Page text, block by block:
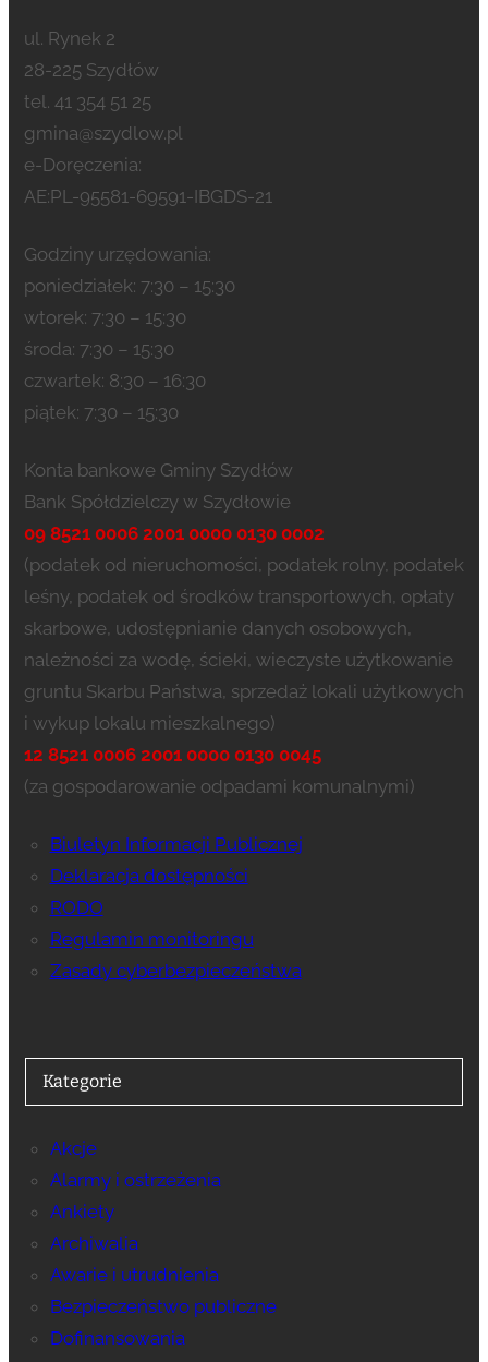
ul. Rynek 2
28-225 Szydłów
tel. 41 354 51 25
gmina@szydlow.pl
e-Doręczenia:
AE:PL-95581-69591-IBGDS-21
Godziny urzędowania:
poniedziałek: 7:30 – 15:30
wtorek: 7:30 – 15:30
środa: 7:30 – 15:30
czwartek: 8:30 – 16:30
piątek: 7:30 – 15:30
Konta bankowe Gminy Szydłów
Bank Spółdzielczy w Szydłowie
09 8521 0006 2001 0000 0130 0002
(podatek od nieruchomości, podatek rolny, podatek
leśny, podatek od środków transportowych, opłaty
skarbowe, udostępnianie danych osobowych,
należności za wodę, ścieki, wieczyste użytkowanie
gruntu Skarbu Państwa, sprzedaż lokali użytkowych
i wykup lokalu mieszkalnego)
12 8521 0006 2001 0000 0130 0045
(za gospodarowanie odpadami komunalnymi)
Biuletyn Informacji Publicznej
Deklaracja dostępności
RODO
Regulamin monitoringu
Zasady cyberbezpieczeństwa
Kategorie
Akcje
Alarmy i ostrzeżenia
Ankiety
Archiwalia
Awarie i utrudnienia
Bezpieczeństwo publiczne
Dofinansowania